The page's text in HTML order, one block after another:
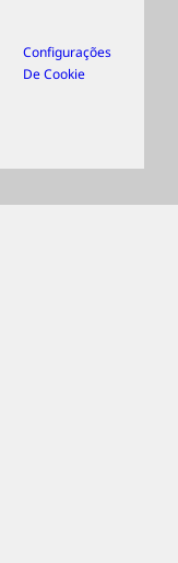
Configurações
De Cookie